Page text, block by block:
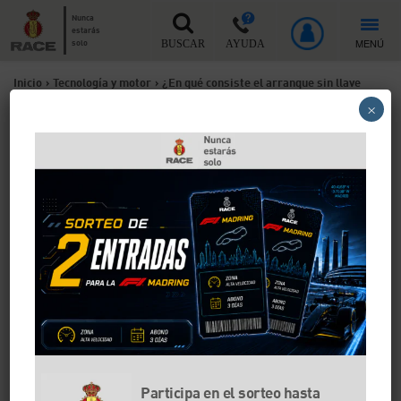
Nunca
estarás
solo
BUSCAR AYUDA MENÚ
Inicio > Tecnología y motor > ¿En qué consiste el arranque sin llave
¿En qué consiste el
arranque sin llave en un
coche?
Hace años que pasamos de abrir y encender el coche
con una llave física a hacerlo con una llave
inteligente. El arranque sin llave es un sistema
práctico y cómodo, pero todavía hay que solucionar
algunos problemas relacionados con esta tecnología,
sobre todo en lo que se refiere a la ciberseguridad.
Participa en el sorteo hasta
×